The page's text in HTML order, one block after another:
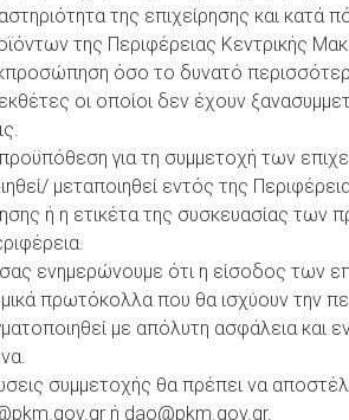
της επιχείρησης και κατά
της Περιφέρειας Κεντρικής
όσο το δυνατό
οι οποίοι δεν έχουν
για τη συμμετοχή των
μεταποιηθεί εντός της
ή η ετικέτα της συσκευασίας των
ενημερώνουμε ότι η είσοδος των
πρωτόκολλα που θα ισχύουν την
με απόλυτη ασφάλεια και
συμμετοχής θα πρέπει να
ή dao@pkm.gov.gr.